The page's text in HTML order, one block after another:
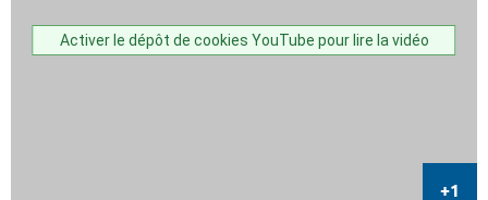
Activer le dépôt de cookies YouTube pour lire la vidéo